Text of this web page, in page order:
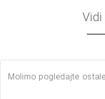
Molimo pogledajte